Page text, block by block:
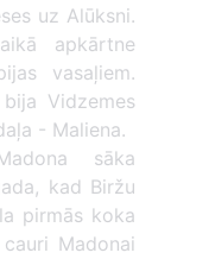
uz Alūksni.
apkārtne
vasaļiem.
Vidzemes
- Maliena.
sāka
kad Biržu
pirmās koka
Madonai